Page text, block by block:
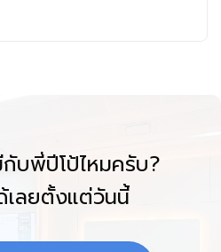
กับพี่ปีโป้ไหมครับ?
เลยตั้งแต่วันนี้